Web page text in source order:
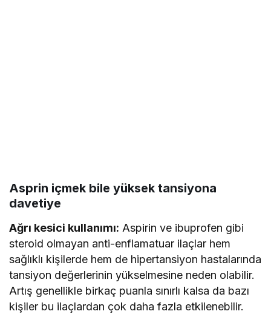
Asprin içmek bile yüksek tansiyona
davetiye
Ağrı kesici kullanımı: Aspirin ve ibuprofen gibi
steroid olmayan anti-enflamatuar ilaçlar hem
sağlıklı kişilerde hem de hipertansiyon hastalarında
tansiyon değerlerinin yükselmesine neden olabilir.
Artış genellikle birkaç puanla sınırlı kalsa da bazı
kişiler bu ilaçlardan çok daha fazla etkilenebilir.